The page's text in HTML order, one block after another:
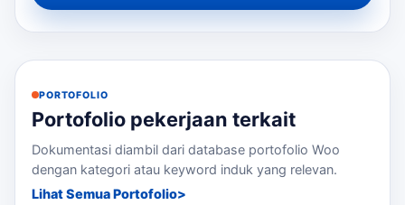
PORTOFOLIO
Portofolio pekerjaan terkait
Dokumentasi diambil dari database portofolio Woo
dengan kategori atau keyword induk yang relevan.
Lihat Semua Portofolio